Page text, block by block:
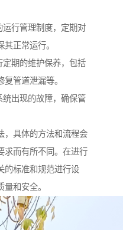
行管理制度，定期对
正常运行。
期的维护保养，包括
管道泄漏等。
出现的故障，确保管
，具体的方法和流程会
求而有所不同。在进行
的标准和规范进行设
和安全。